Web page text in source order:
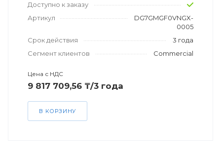
Доступно к заказу
Артикул
DG7GMGF0VNGX-
0005
Срок действия
3 года
Сегмент клиентов
Commercial
Цена с НДС
9 817 709,56 ₸/3 года
В КОРЗИНУ